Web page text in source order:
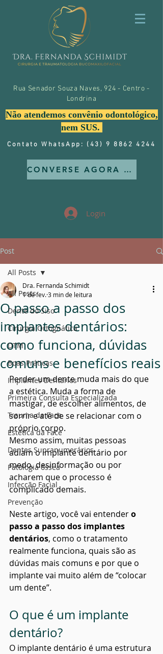
Rua Senador Souza Naves, 924 - Centro -
Londrina
Não atendemos convênio odontológico,
nem SUS.
Contato WhatsApp: (43) 9 8862 4244
CONVERSE AGORA MESMO CONOSCO
Login
Post
All Posts
Dente do Siso
Cirurgia Ortognática
DTM
Boas Práticas
Implantes Dentários
Primeira Consulta Especializada
Trauma de Face
Estética da Face
Dentes Supranumerários
Patologia óssea
Infecção Facial
Prevenção
All Posts
O passo a passo dos
implantes dentários:
como funciona, dúvidas
comuns e benefícios reais
Dra. Fernanda Schimidt
1 de fev.3 min de leitura
Perder um dente muda mais do que
a estética. Muda a forma de
mastigar, de escolher alimentos, de
sorrir e até de se relacionar com o
próprio corpo.
Mesmo assim, muitas pessoas
adiam o implante dentário por
medo, desinformação ou por
acharem que o processo é
complicado demais.
Neste artigo, você vai entender o
passo a passo dos implantes
dentários, como o tratamento
realmente funciona, quais são as
dúvidas mais comuns e por que o
implante vai muito além de “colocar
um dente”.
O que é um implante
dentário?
O implante dentário é uma estrutura